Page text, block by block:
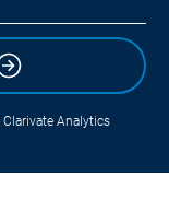
Clarivate Analytics